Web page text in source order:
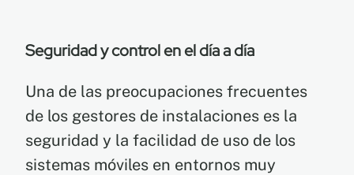
Seguridad y control en el día a día
Una de las preocupaciones frecuentes
de los gestores de instalaciones es la
seguridad y la facilidad de uso de los
sistemas móviles en entornos muy